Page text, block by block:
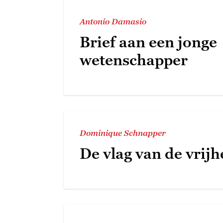
Antonio Damasio
Brief aan een jonge
wetenschapper
Dominique Schnapper
De vlag van de